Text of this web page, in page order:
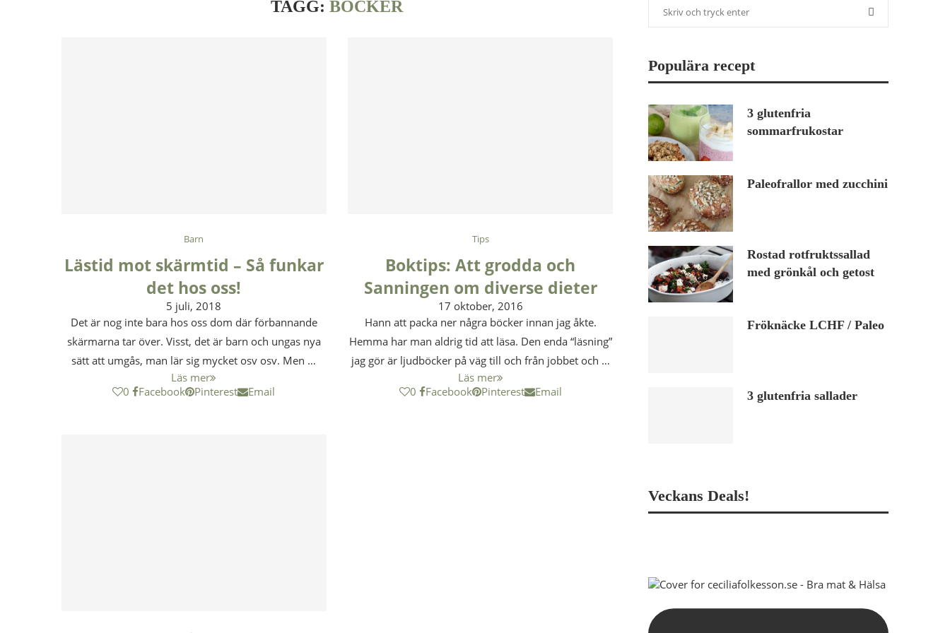
TAGG:BÖCKER
Barn
Lästid mot skärmtid – Så funkar
det hos oss!
5 juli, 2018
Det är nog inte bara hos oss dom där förbannande
skärmarna tar över. Visst, det är barn och ungas nya
sätt att umgås, man lär sig mycket osv osv. Men …
Läs mer
0
Facebook Pinterest Email
Tips
Boktips: Att grodda och
Sanningen om diverse dieter
17 oktober, 2016
Hann att packa ner några böcker innan jag åkte.
Hemma har man aldrig tid att läsa. Den enda “läsning”
jag gör är ljudböcker på väg till och från jobbet och …
Läs mer
0
Facebook Pinterest Email
Populära recept
3 glutenfria
sommarfrukostar
Paleofrallor med zucchini
Rostad rotfruktssallad
med grönkål och getost
Fröknäcke LCHF / Paleo
3 glutenfria sallader
Veckans Deals!